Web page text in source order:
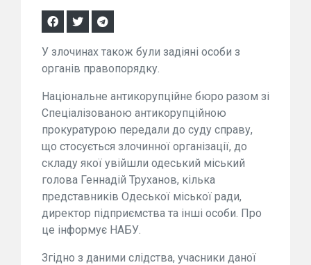
У злочинах також були задіяні особи з
органів правопорядку.
Національне антикорупційне бюро разом зі
Спеціалізованою антикорупційною
прокуратурою передали до суду справу,
що стосується злочинної організації, до
складу якої увійшли одеський міський
голова Геннадій Труханов, кілька
представників Одеської міської ради,
директор підприємства та інші особи. Про
це інформує НАБУ.
Згідно з даними слідства, учасники даної